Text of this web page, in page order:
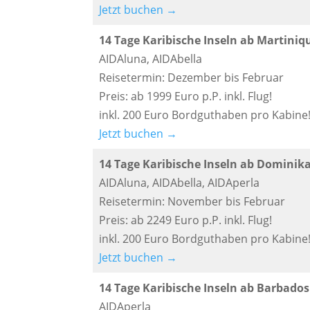
Jetzt buchen →
14 Tage Karibische Inseln ab
AIDAluna, AIDAbella
Reisetermin: Dezember bis Februar
Preis: ab 1999 Euro p.P. inkl. Flug!
inkl. 200 Euro Bordguthaben pro Kabine!
Jetzt buchen →
14 Tage Karibische Inseln ab
AIDAluna, AIDAbella, AIDAperla
Reisetermin: November bis Februar
Preis: ab 2249 Euro p.P. inkl. Flug!
inkl. 200 Euro Bordguthaben pro Kabine!
Jetzt buchen →
14 Tage Karibische Inseln ab Barbados
AIDAperla